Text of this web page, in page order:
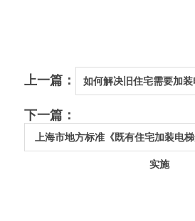
上一篇： 如何解决旧住宅需要加装电
下一篇：
上海市地方标准《既有住宅加装电
实施